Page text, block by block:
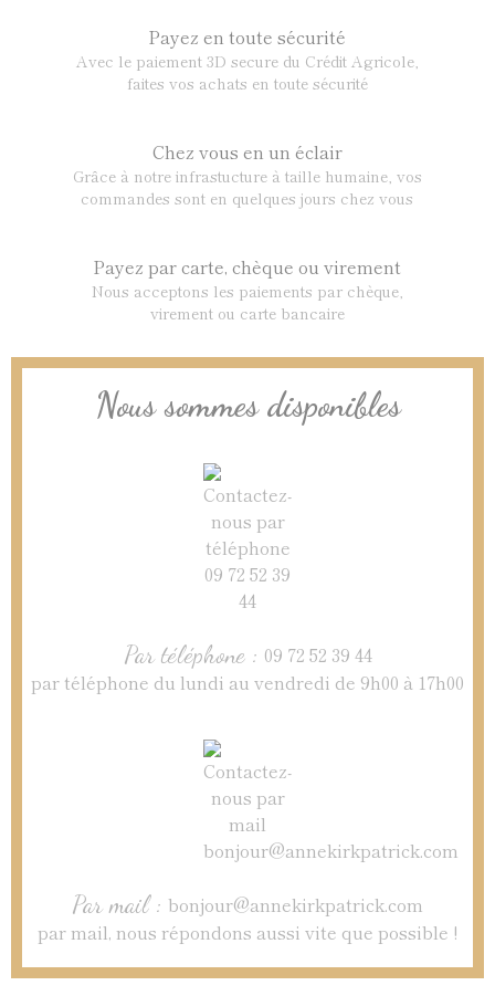
Payez en toute sécurité
Avec le paiement 3D secure du Crédit Agricole,
faites vos achats en toute sécurité
Chez vous en un éclair
Grâce à notre infrastucture à taille humaine, vos
commandes sont en quelques jours chez vous
Payez par carte, chèque ou virement
Nous acceptons les paiements par chèque,
virement ou carte bancaire
Nous sommes disponibles
Par téléphone : 09 72 52 39 44
par téléphone du lundi au vendredi de 9h00 à 17h00
Par mail : bonjour@annekirkpatrick.com
par mail, nous répondons aussi vite que possible !